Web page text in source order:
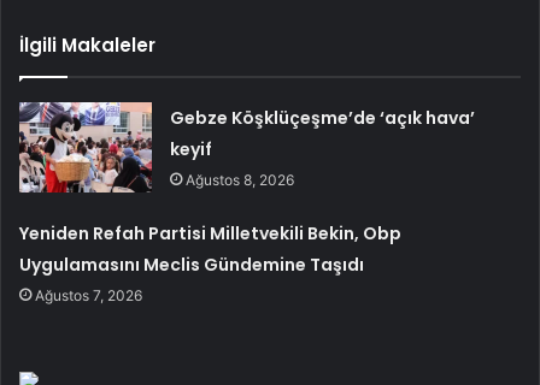
İlgili Makaleler
Gebze Köşklüçeşme’de ‘açık hava’
keyif
Ağustos 8, 2026
Yeniden Refah Partisi Milletvekili Bekin, Obp
Uygulamasını Meclis Gündemine Taşıdı
Ağustos 7, 2026